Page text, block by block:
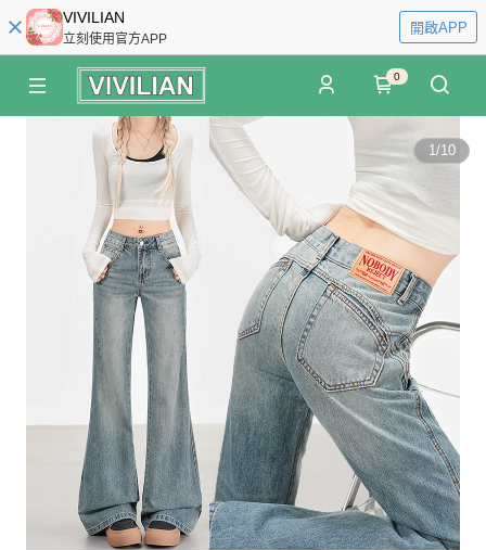
VIVILIAN
立刻使用官方APP
開啟APP
0
1/10